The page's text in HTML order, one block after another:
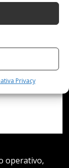
Privacy
operativo,